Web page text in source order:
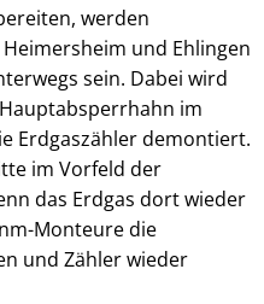
werden
und Ehlingen
sein. Dabei wird
im
Erdgaszähler demontiert.
im Vorfeld der
das Erdgas dort wieder
Monteure die
und Zähler wieder